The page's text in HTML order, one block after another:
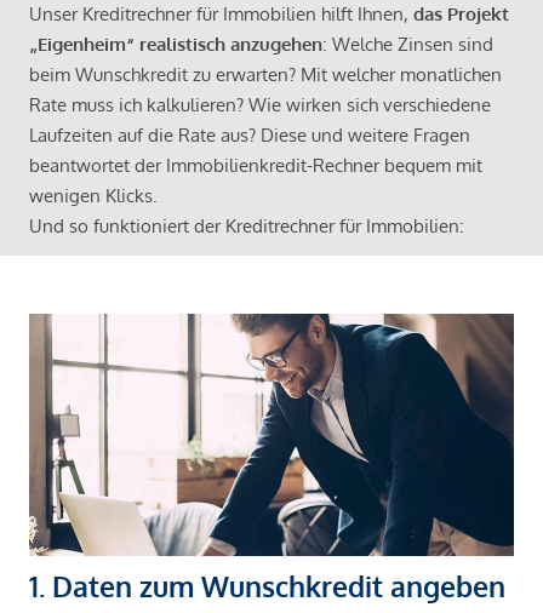
Unser Kreditrechner für Immobilien hilft Ihnen, das Projekt
„Eigenheim“ realistisch anzugehen: Welche Zinsen sind
beim Wunschkredit zu erwarten? Mit welcher monatlichen
Rate muss ich kalkulieren? Wie wirken sich verschiedene
Laufzeiten auf die Rate aus? Diese und weitere Fragen
beantwortet der Immobilienkredit-Rechner bequem mit
wenigen Klicks.
Und so funktioniert der Kreditrechner für Immobilien:
1. Daten zum Wunschkredit angeben